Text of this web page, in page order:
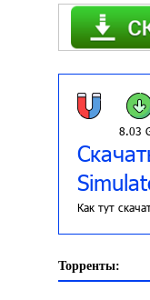
8.03
Как тут
Торренты: